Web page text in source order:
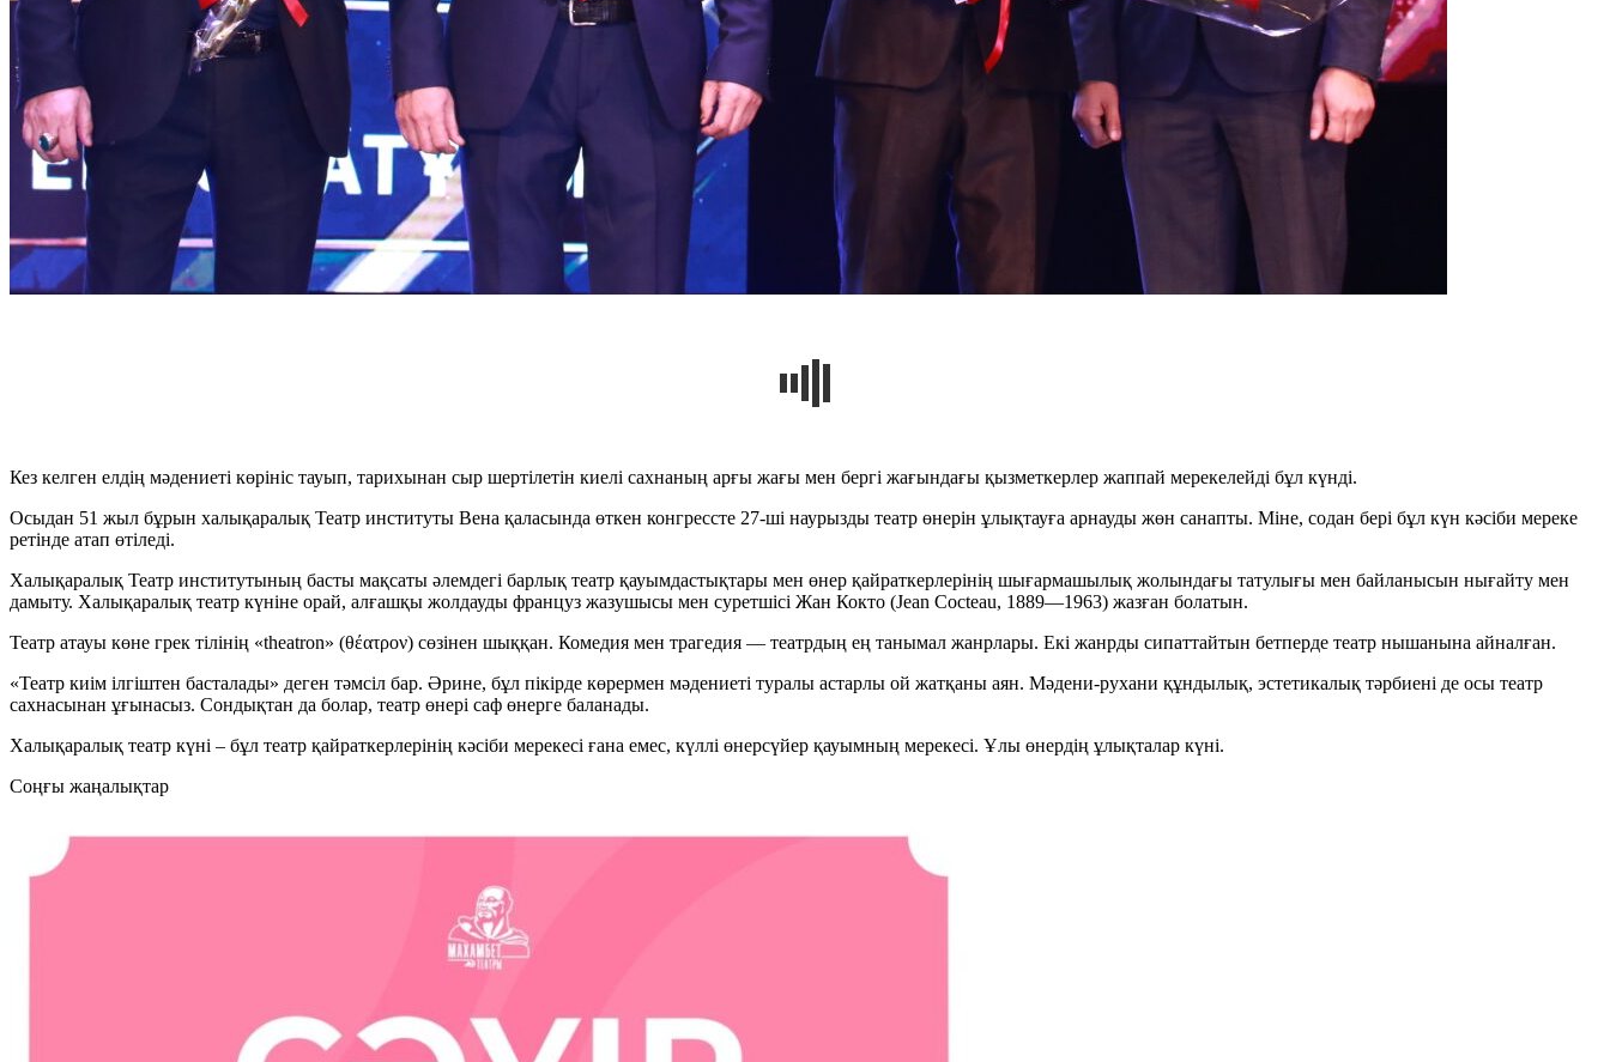
Кез келген елдің мәдениеті көрініс тауып, тарихынан сыр шертілетін киелі сахнаның арғы жағы мен бергі жағындағы қызметкерлер жаппай мерекелейді бұл күнді.
Осыдан 51 жыл бұрын халықаралық Театр институты Вена қаласында өткен конгрессте 27-ші наурызды театр өнерін ұлықтауға арнауды жөн санапты. Міне, содан бері бұл күн кәсіби мереке
ретінде атап өтіледі.
Халықаралық Театр институтының басты мақсаты әлемдегі барлық театр қауымдастықтары мен өнер қайраткерлерінің шығармашылық жолындағы татулығы мен байланысын нығайту мен
дамыту. Халықаралық театр күніне орай, алғашқы жолдауды француз жазушысы мен суретшісі Жан Кокто (Jean Cocteau, 1889—1963) жазған болатын.
Театр атауы көне грек тілінің «theatron» (θέατρον) сөзінен шыққан. Комедия мен трагедия — театрдың ең танымал жанрлары. Екі жанрды сипаттайтын бетперде театр нышанына айналған.
«Театр киім ілгіштен басталады» деген тәмсіл бар. Әрине, бұл пікірде көрермен мәдениеті туралы астарлы ой жатқаны аян. Мәдени-рухани құндылық, эстетикалық тәрбиені де осы театр
сахнасынан ұғынасыз. Сондықтан да болар, театр өнері саф өнерге баланады.
Халықаралық театр күні – бұл театр қайраткерлерінің кәсіби мерекесі ғана емес, күллі өнерсүйер қауымның мерекесі. Ұлы өнердің ұлықталар күні.
Cоңғы жаңалықтар